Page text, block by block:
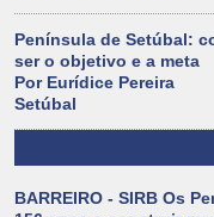
Península de Setúbal:
ser o objetivo e a meta
Por Eurídice Pereira
Setúbal
BARREIRO - SIRB Os